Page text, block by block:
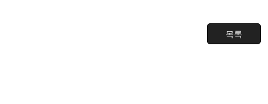
목록